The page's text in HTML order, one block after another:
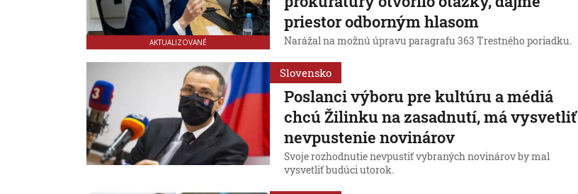
AKTUALIZOVANÉ
priestor odborným hlasom
Narážal na možnú úpravu paragrafu 363 Trestného poriadku.
Slovensko
Poslanci výboru pre kultúru a médiá
chcú Žilinku na zasadnutí, má vysvetliť
nevpustenie novinárov
Svoje rozhodnutie nevpustiť vybraných novinárov by mal
vysvetliť budúci utorok.